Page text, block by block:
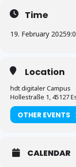
Time
19. February 2025
Location
hdt digitaler Campus
Hollestraße 1, 45127
OTHER EVENTS
CALENDAR